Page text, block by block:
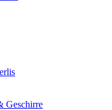
Geschirre